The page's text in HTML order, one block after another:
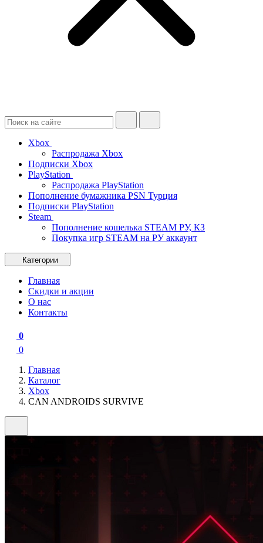
Xbox
Распродажа Xbox
Подписки Xbox
PlayStation
Распродажа PlayStation
Пополнение бумажника PSN Турция
Подписки PlayStation
Steam
Пополнение кошелька STEAM РУ, КЗ
Покупка игр STEAM на РУ аккаунт
Категории
Главная
Скидки и акции
О нас
Контакты
0
0
Главная
Каталог
Xbox
CAN ANDROIDS SURVIVE